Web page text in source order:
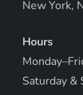
n
New York,
Hours
Saturday &